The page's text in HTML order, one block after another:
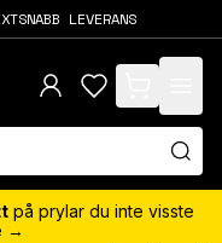
LEVERANS
items in cart,
på prylar du inte visste
→